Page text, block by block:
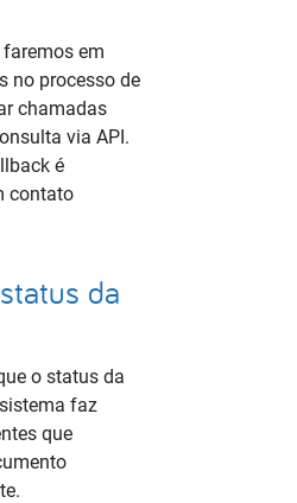
em
no processo de
chamadas
via API.
é
contato
da
o status da
faz
que